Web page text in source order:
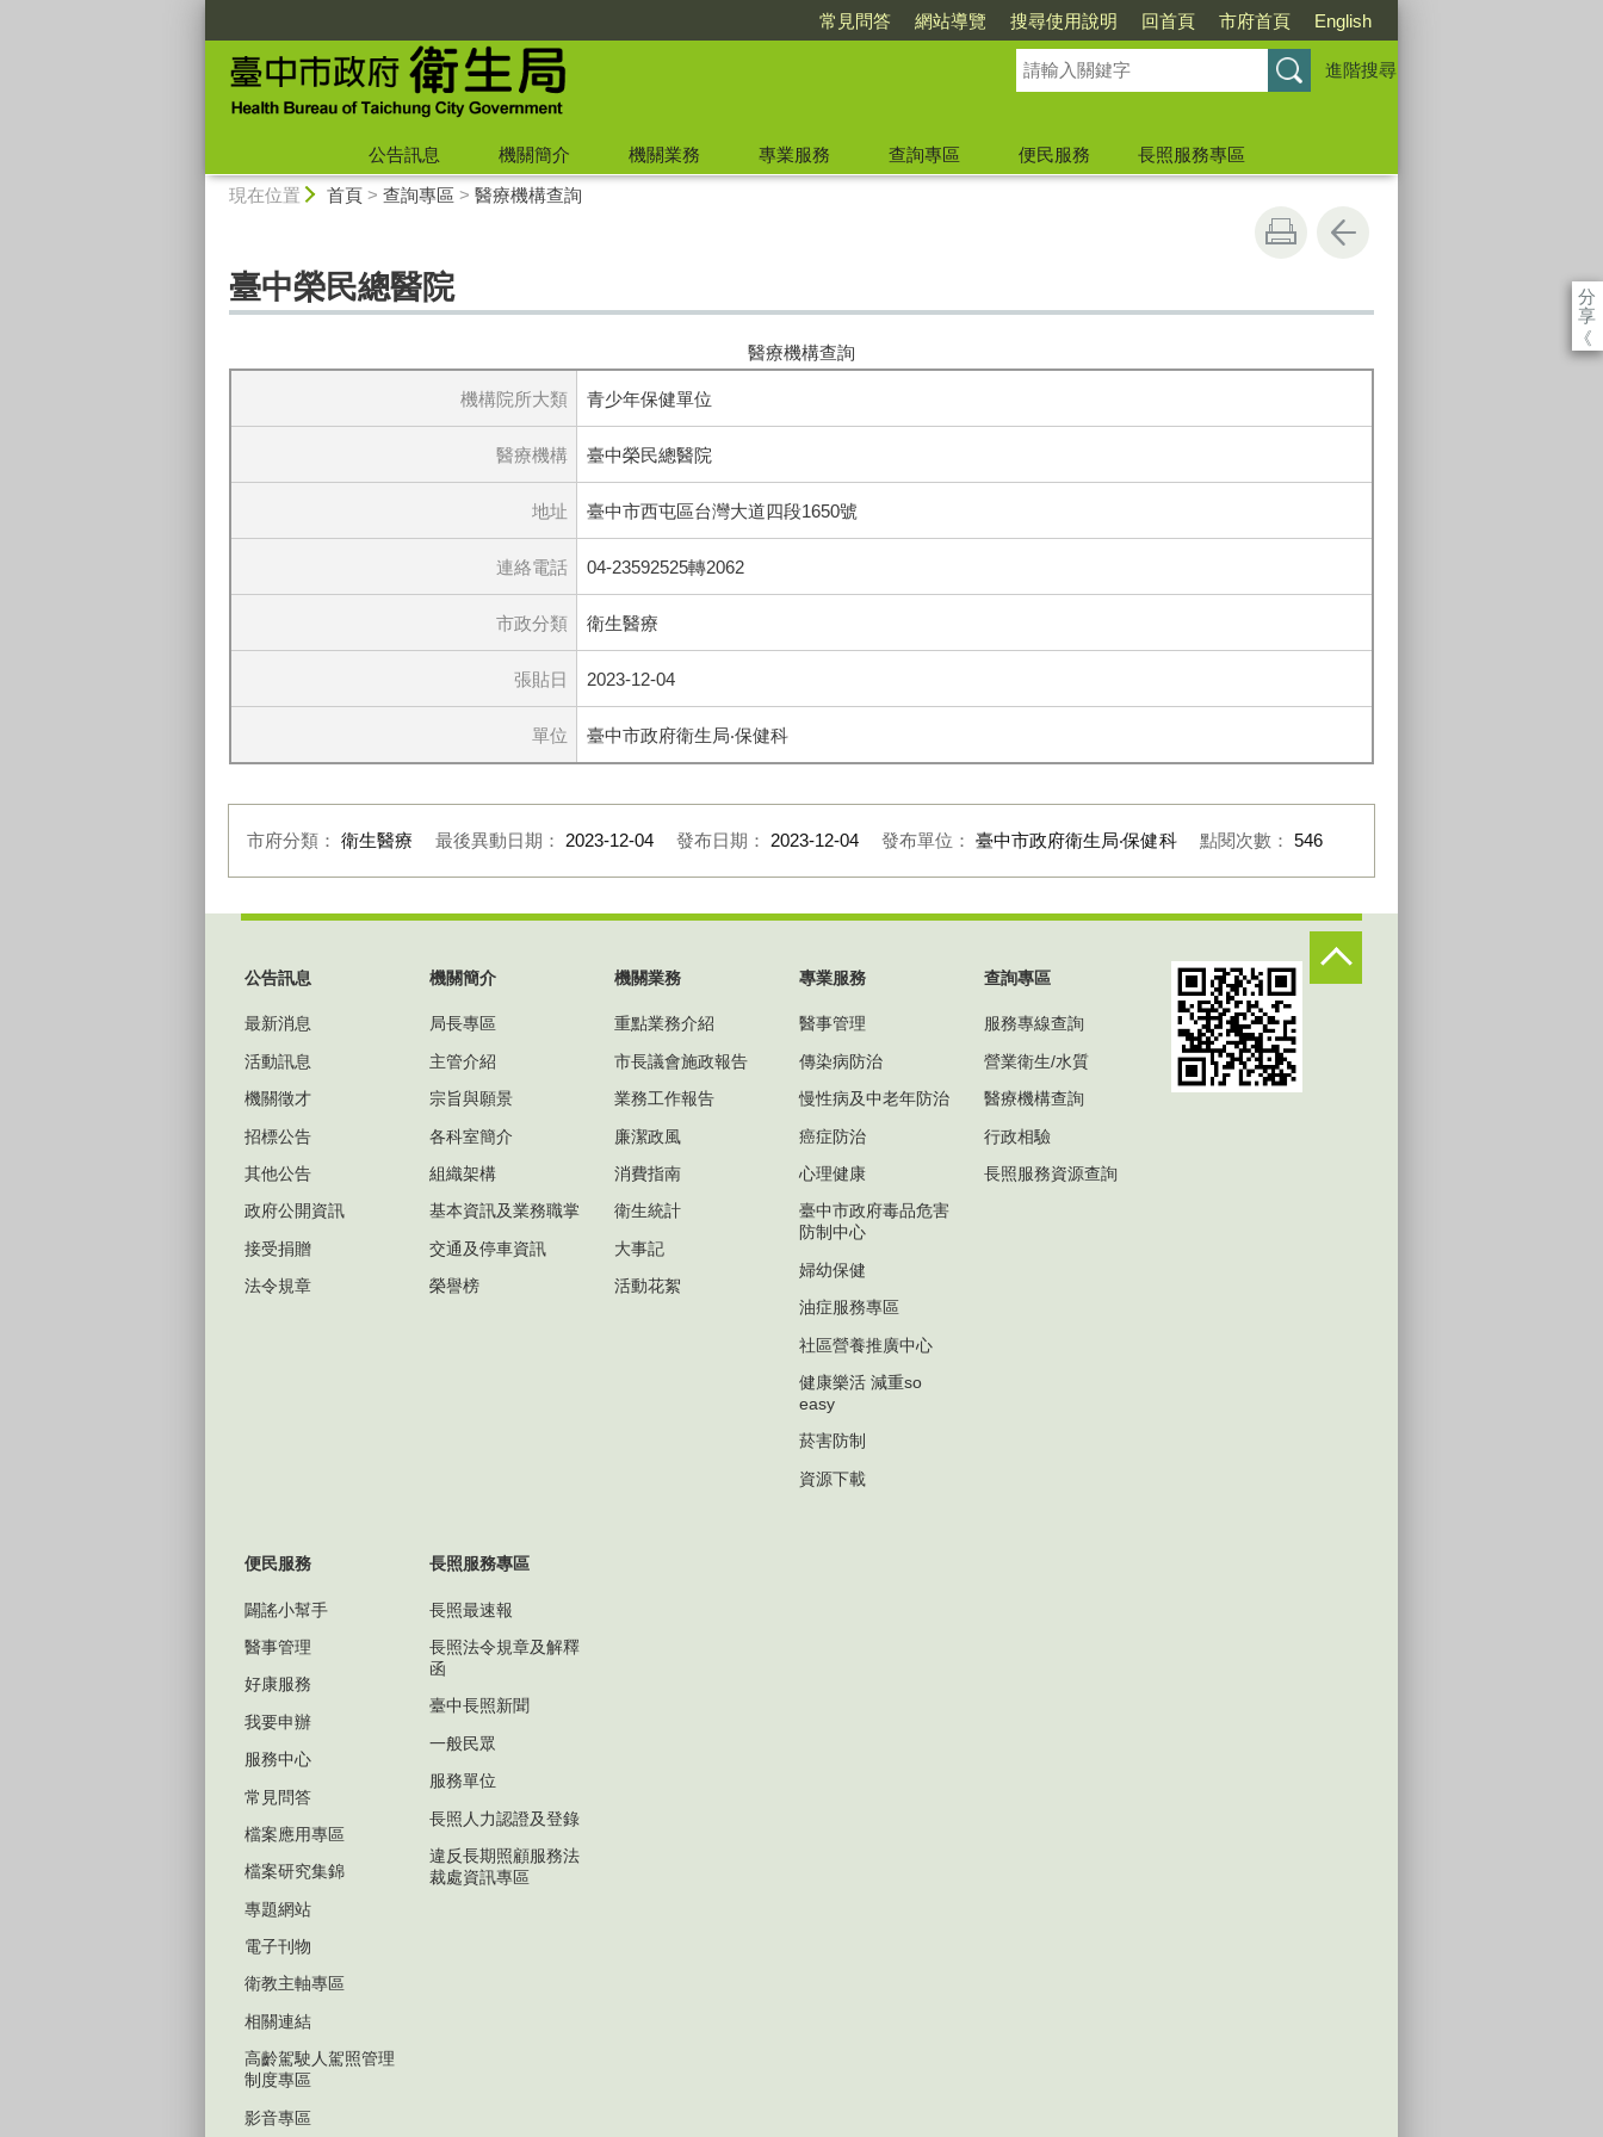
常見問答 網站導覽 搜尋使用說明 回首頁 市府首頁 English
進階搜尋
公告訊息 機關簡介 機關業務 專業服務 查詢專區 便民服務
長照服務專區
現在位置 首頁> 查詢專區 > 醫療機構查詢
分
享
《
臺中榮民總醫院
醫療機構查詢
機構院所大類 青少年保健單位
醫療機構 臺中榮民總醫院
地址 臺中市西屯區台灣大道四段1650號
連絡電話 04-23592525轉2062
市政分類 衛生醫療
張貼日 2023-12-04
單位 臺中市政府衛生局‧保健科
市府分類： 衛生醫療 最後異動日期： 2023-12-04 發布日期： 2023-12-04 發布單位： 臺中市政府衛生局‧保健科 點閱次數： 546
公告訊息
最新消息
活動訊息
機關徵才
招標公告
其他公告
政府公開資訊
接受捐贈
法令規章
機關簡介
局長專區
主管介紹
宗旨與願景
各科室簡介
組織架構
基本資訊及業務職掌
交通及停車資訊
榮譽榜
機關業務
重點業務介紹
市長議會施政報告
業務工作報告
廉潔政風
消費指南
衛生統計
大事記
活動花絮
專業服務
醫事管理
傳染病防治
慢性病及中老年防治
癌症防治
心理健康
臺中市政府毒品危害
防制中心
婦幼保健
油症服務專區
社區營養推廣中心
健康樂活 減重so
easy
菸害防制
資源下載
查詢專區
服務專線查詢
營業衛生/水質
醫療機構查詢
行政相驗
長照服務資源查詢
便民服務
闢謠小幫手
醫事管理
好康服務
我要申辦
服務中心
常見問答
檔案應用專區
檔案研究集錦
專題網站
電子刊物
衛教主軸專區
相關連結
高齡駕駛人駕照管理
制度專區
影音專區
長照服務專區
長照最速報
長照法令規章及解釋
函
臺中長照新聞
一般民眾
服務單位
長照人力認證及登錄
違反長期照顧服務法
裁處資訊專區